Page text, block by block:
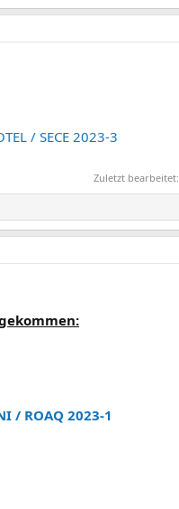
/ SECE 2023-3
Zuletzt bearbeitet:
/ ROAQ 2023-1